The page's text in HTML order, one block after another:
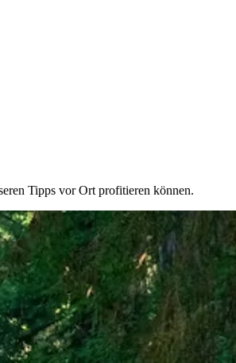
Tipps vor Ort profitieren können.